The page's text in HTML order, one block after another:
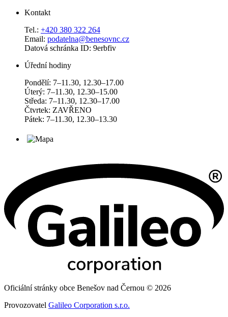
Kontakt
Tel.: +420 380 322 264
Email: podatelna@benesovnc.cz
Datová schránka ID: 9erbfiv
Úřední hodiny
Pondělí: 7–11.30, 12.30–17.00
Úterý: 7–11.30, 12.30–15.00
Středa: 7–11.30, 12.30–17.00
Čtvrtek: ZAVŘENO
Pátek: 7–11.30, 12.30–13.30
Oficiální stránky obce Benešov nad Černou © 2026
Provozovatel Galileo Corporation s.r.o.